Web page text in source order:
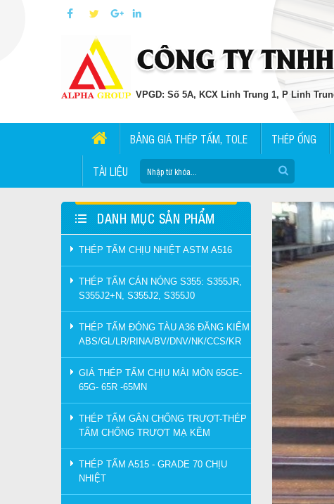
VPGD: Số 5A, KCX Linh Trung 1, P Linh
BẢNG GIÁ THÉP TẤM, TOLE THÉP ỐNG
TÀI LIỆU
DANH MỤC SẢN PHẨM
THÉP TẤM CHỊU NHIỆT ASTM A516
THÉP TẤM CÁN NÓNG S355: S355JR,
S355J2+N, S355J2, S355J0
THÉP TẤM ĐÓNG TÀU A36 ĐĂNG KIỂM
ABS/GL/LR/RINA/BV/DNV/NK/CCS/KR
GIÁ THÉP TẤM CHỊU MÀI MÒN 65GE-
65G- 65R -65MN
THÉP TẤM GÂN CHỐNG TRƯỢT-THÉP
TẤM CHỐNG TRƯỢT MẠ KẼM
THÉP TẤM A515 - GRADE 70 CHỊU
NHIỆT